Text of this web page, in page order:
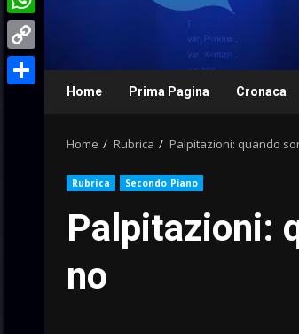
Home Prima Pagina Cronaca
Home Rubrica Palpitazioni: quando
Rubrica Secondo Piano
Palpitazioni:
no
WhatsApp
Copy